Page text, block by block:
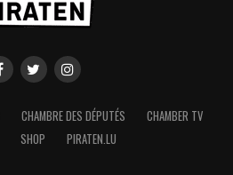
CHAMBRE DES DÉPUTÉS
CHAMBER TV
SHOP PIRATEN.LU